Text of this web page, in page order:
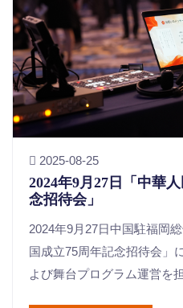
2025-08-25
2024年9月27日「中華
念招待会」
2024年9月27日中国駐福岡
国成立75周年記念招待会」
よび舞台プログラム運営を